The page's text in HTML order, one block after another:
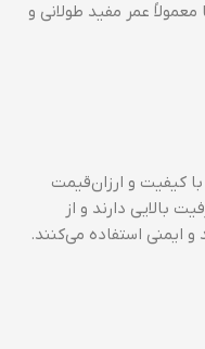
عمر مفید طولانی و
کیفیت و ارزان‌قیمت
بالایی دارند و از
ایمنی استفاده می‌کنند.